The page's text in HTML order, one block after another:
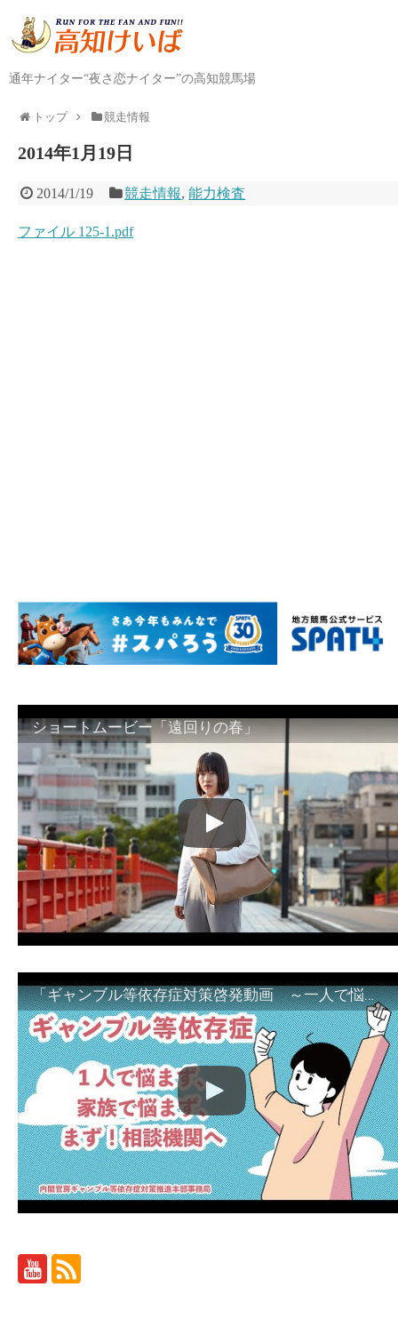
通年ナイター“夜さ恋ナイター”の高知競馬場
トップ 競走情報
2014年1月19日
2014/1/19 競走情報,能力検査
ファイル 125-1.pdf
ショートムービー「遠回りの春」
「ギャンブル等依存症対策啓発動画 ～一人で悩まず、家族で悩まず、まず！相談機関へ～」